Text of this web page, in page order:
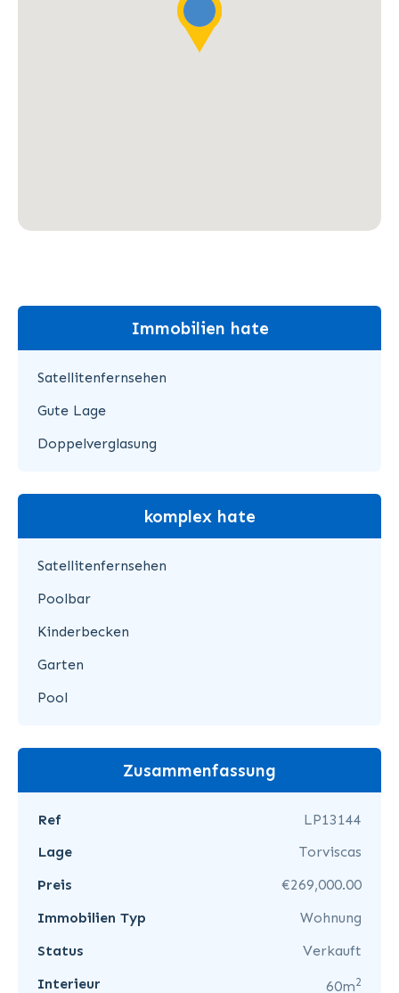
Immobilien hate
Satellitenfernsehen
Gute Lage
Doppelverglasung
komplex hate
Satellitenfernsehen
Poolbar
Kinderbecken
Garten
Pool
Zusammenfassung
Ref
LP13144
Lage
Torviscas
Preis
€269,000.00
Immobilien Typ
Wohnung
Status
Verkauft
Interieur
60m2